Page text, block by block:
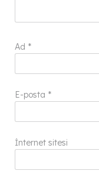
Ad *
E-posta *
İnternet sitesi